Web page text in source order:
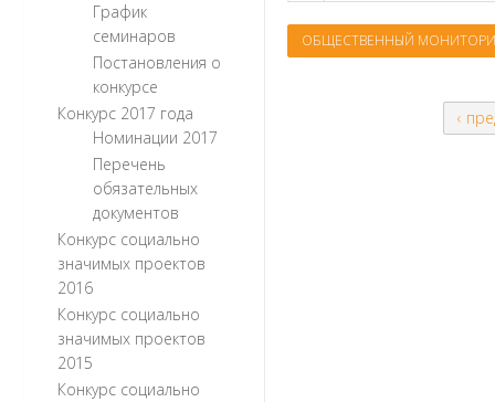
График
семинаров
Постановления о
конкурсе
Конкурс 2017 года
Номинации 2017
Перечень
обязательных
документов
Конкурс социально
значимых проектов
2016
Конкурс социально
значимых проектов
2015
Конкурс социально
ОБЩЕСТВЕННЫЙ
‹